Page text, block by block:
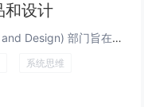
和设计
软件公司的 EPD (Engineering, Product, and Design) 部门旨在创建优质软件。尽管...
系统思维